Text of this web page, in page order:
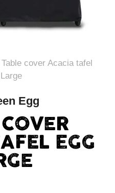
cover Acacia tafel
Egg
EGG